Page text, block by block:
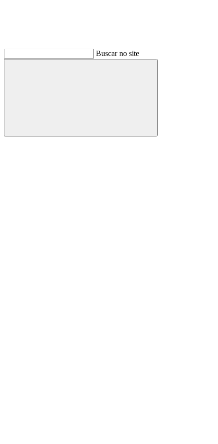
Buscar no site
Buscar